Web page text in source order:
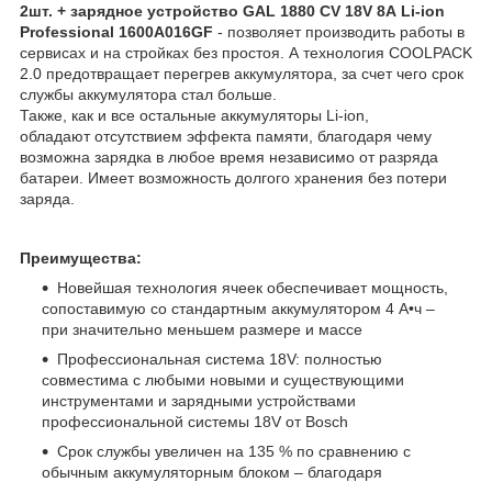
2шт. + зарядное устройство GAL 1880 CV 18V 8А Li-ion
Professional 1600A016GF - позволяет производить работы в
сервисах и на стройках без простоя. А технология COOLPACK
2.0 предотвращает перегрев аккумулятора, за счет чего срок
службы аккумулятора стал больше.
Также, как и все остальные аккумуляторы Li-ion,
обладают отсутствием эффекта памяти, благодаря чему
возможна зарядка в любое время независимо от разряда
батареи. Имеет возможность долгого хранения без потери
заряда.
Преимущества:
Новейшая технология ячеек обеспечивает мощность,
сопоставимую со стандартным аккумулятором 4 А•ч –
при значительно меньшем размере и массе
Профессиональная система 18V: полностью
совместима с любыми новыми и существующими
инструментами и зарядными устройствами
профессиональной системы 18V от Bosch
Срок службы увеличен на 135 % по сравнению с
обычным аккумуляторным блоком – благодаря